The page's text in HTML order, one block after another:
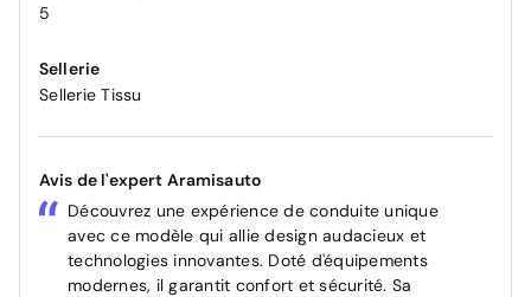
5
Sellerie
Sellerie Tissu
Avis de l'expert Aramisauto
Découvrez une expérience de conduite unique
avec ce modèle qui allie design audacieux et
technologies innovantes. Doté d'équipements
modernes, il garantit confort et sécurité. Sa